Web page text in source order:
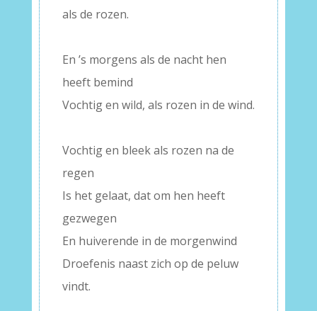
als de rozen.
En ’s morgens als de nacht hen
heeft bemind
Vochtig en wild, als rozen in de wind.
Vochtig en bleek als rozen na de
regen
Is het gelaat, dat om hen heeft
gezwegen
En huiverende in de morgenwind
Droefenis naast zich op de peluw
vindt.